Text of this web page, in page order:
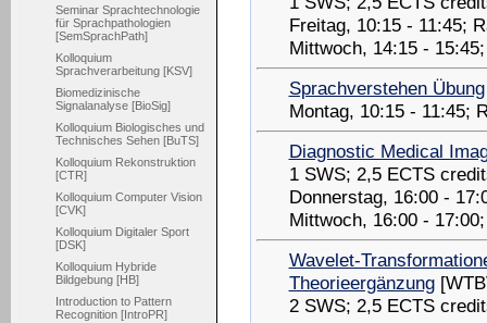
Seminar Sprachtechnologie
für Sprachpathologien
[SemSprachPath]
Kolloquium
Sprachverarbeitung [KSV]
Biomedizinische
Signalanalyse [BioSig]
Kolloquium Biologisches und
Technisches Sehen [BuTS]
Kolloquium Rekonstruktion
[CTR]
Kolloquium Computer Vision
[CVK]
Kolloquium Digitaler Sport
[DSK]
Kolloquium Hybride
Bildgebung [HB]
Introduction to Pattern
Recognition [IntroPR]
Freitag, 10:15 - 11:45;
Mittwoch, 14:15 -
Sprachverstehen Übung
Montag, 10:15 - 11:45;
Diagnostic Medical
1 SWS; 2,5 ECTS
Donnerstag, 16:00 -
Mittwoch, 16:00 -
Wavelet-
Theorieergänzung
2 SWS; 2,5 ECTS